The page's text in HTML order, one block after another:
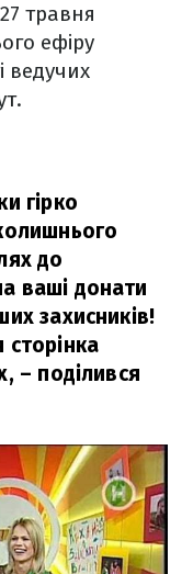
травня
ефіру
ведучих
гірко
до
ваші донати
захисників!
– поділився